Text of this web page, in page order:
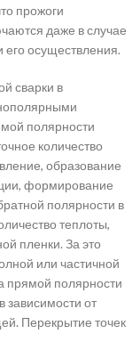
прожоги
даже в случае
его осуществления.
сварки в
полярности
количество
образование
формирование
полярности в
теплоты,
пленки. За это
или частичной
прямой полярности
зависимости от
Перекрытие точек